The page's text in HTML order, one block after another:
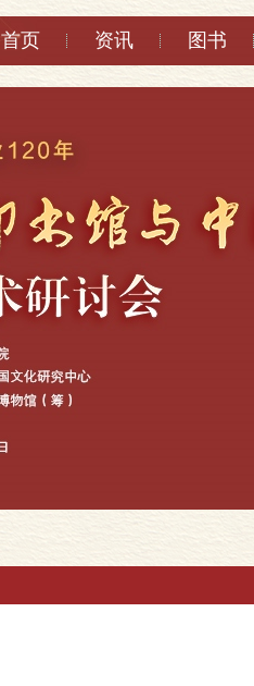
首页 资讯 图书